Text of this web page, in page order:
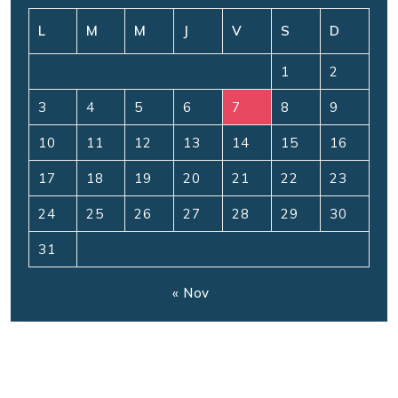
L M M J V S D
1 2
3 4 5 6 7 8 9
10 11 12 13 14 15 16
17 18 19 20 21 22 23
24 25 26 27 28 29 30
31
« Nov